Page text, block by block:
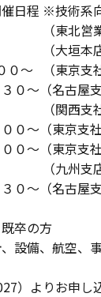
日程 ※技術系
東北営業
大垣本店
～ （東京支社
～（名古屋支
関西支社
０～（東京支社
０～（東京支社
（九州支店
０～（名古屋支
卒の方
設備、航空、
）よりお申し